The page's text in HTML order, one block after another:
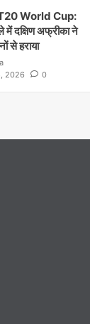
World Cup:
दक्षिण अफ्रीका ने
से हराया
2026
0